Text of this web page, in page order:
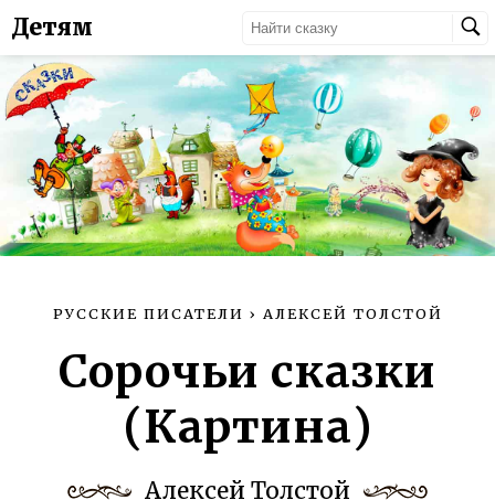
Детям
РУССКИЕ ПИСАТЕЛИ › АЛЕКСЕЙ ТОЛСТОЙ
Сорочьи сказки
(Картина)
Алексей Толстой